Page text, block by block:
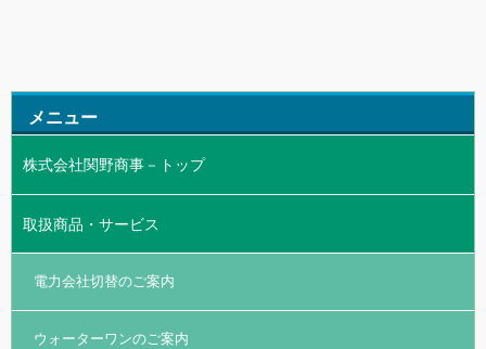
メニュー
株式会社関野商事－トップ
取扱商品・サービス
電力会社切替のご案内
ウォーターワンのご案内